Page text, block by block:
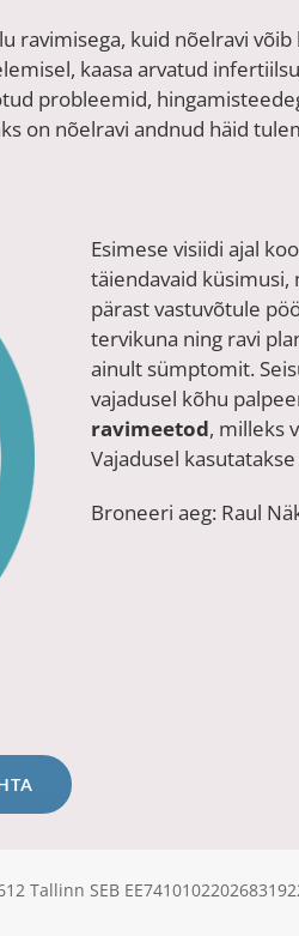
ravimisega, kuid nõelravi
kaasa arvatud
probleemid,
on nõelravi andnud häid
Esimese visiidi ajal
täiendavaid
pärast vastuvõtule
tervikuna ning ravi
ainult sümptomit.
vajadusel kõhu
ravimeetod, milleks
Vajadusel
Broneeri aeg: Raul
Tallinn SEB